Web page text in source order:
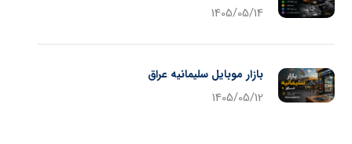
1405/05/14
بازار موبایل سلیمانیه عراق
1405/05/12